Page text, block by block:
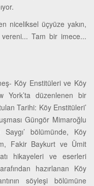
niceliksel üçyüze yakın,
Tam bir imece...
Köy Enstitüleri ve Köy
York’ta düzenlenen bir
Tarihi: Köy Enstitüleri’
Güngör Mimaroğlu
Saygı’ bölümünde, Köy
Fakir Baykurt ve Ümit
hikayeleri ve eserleri
hazırlanan Köy
söyleşi bölümüne